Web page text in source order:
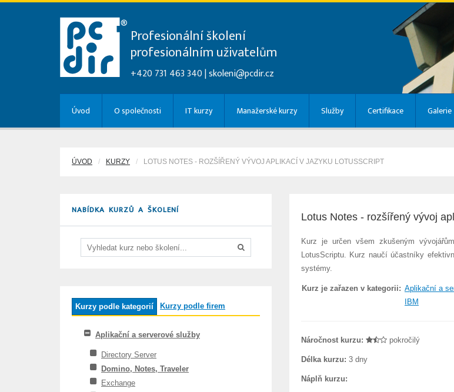
Profesionální školení
profesionálním uživatelům
+420 731 463 340 |skoleni@pcdir.cz
Úvod O společnosti IT kurzy Manažerské kurzy Služby Certifikace Galerie
ÚVOD KURZY LOTUS NOTES - ROZŠÍŘENÝ VÝVOJ APLIKACÍ V JAZYKU LOTUSSCRIPT
NABÍDKA KURZŮ A ŠKOLENÍ
Kurzy podle kategorií Kurzy podle firem
Aplikační a serverové služby
Directory Server
Domino, Notes, Traveler
Exchange
Lotus Notes - rozšířený vývoj
Kurz je určen všem zkušeným
LotusScriptu. Kurz naučí účastníky
systémy.
Kurz je zařazen v kategorii: Aplikační a
IBM
Náročnost kurzu: pokročilý
Délka kurzu: 3 dny
Náplň kurzu: